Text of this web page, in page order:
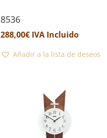
8536
288,00€ IVA Incluido
Añadir a la lista de deseos